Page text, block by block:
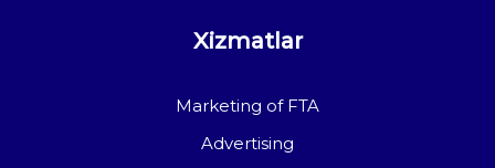
Xizmatlar
Marketing of FTA
Advertising